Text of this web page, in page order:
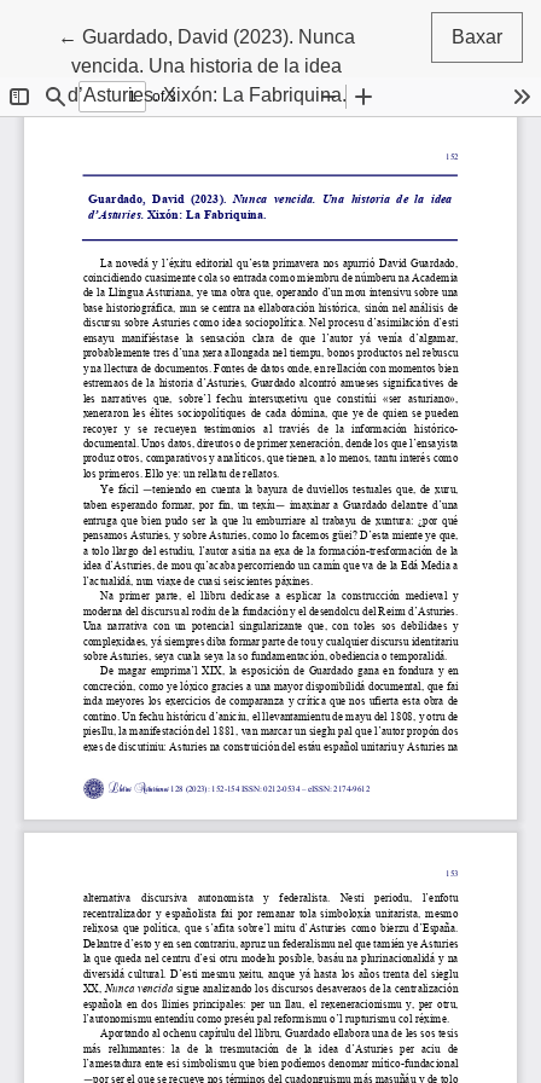
←Volver a los detalles del artículu
Guardado, David (2023). Nunca
vencida. Una historia de la idea
d’Asturies. Xixón: La Fabriquina.
Baxar